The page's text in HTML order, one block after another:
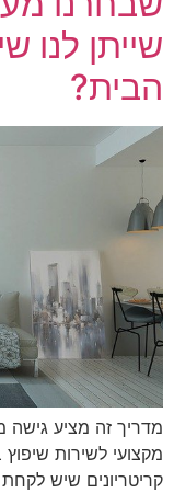
שייתן לנו
הבית?
מדריך זה מציע גישה
מקצועי לשירות
קריטריונים שיש לקחת